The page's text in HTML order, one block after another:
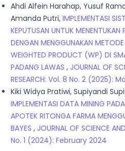
Ahdi Alfein Harahap, Yusuf
Amanda Putri, IMPLEMENTASI
KEPUTUSAN UNTUK MENENTUKAN
DENGAN MENGGUNAKAN
WEIGHTED PRODUCT (WP) DI
PADANG LAWAS , JOURNAL OF
RESEARCH: Vol. 8 No. 2 (2025):
Kiki Widya Pratiwi, Supiyandi
IMPLEMENTASI DATA MINING
APOTEK RITONGA FARMA
BAYES , JOURNAL OF SCIENCE
No. 1 (2024): February 2024